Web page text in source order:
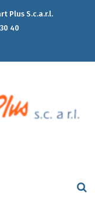
Plus S.c.a.r.l.
40